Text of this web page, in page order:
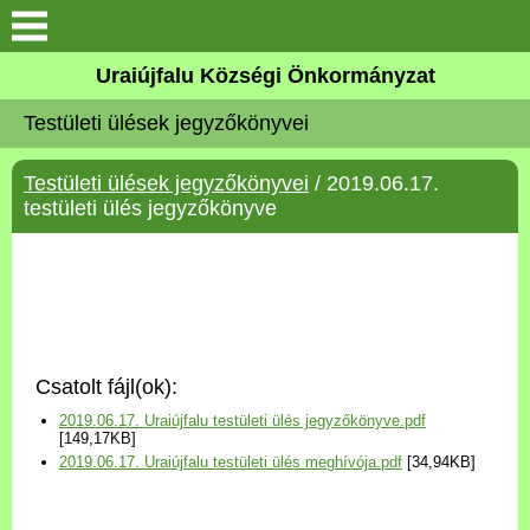
Köszöntő
Elérhetőségek
Uraiújfalu
Választási információk
Versenyképes Járások
Uraiújfalu Községi Önkormányzat
Testületi ülések jegyzőkönyvei
Testületi ülések jegyzőkönyvei / 2019.06.17.
testületi ülés jegyzőkönyve
Csatolt fájl(ok):
2019.06.17. Uraiújfalu testületi ülés jegyzőkönyve.pdf
[149,17KB]
2019.06.17. Uraiújfalu testületi ülés meghívója.pdf [34,94KB]